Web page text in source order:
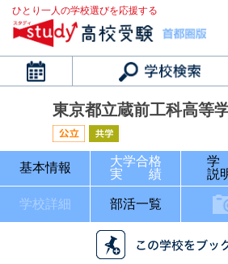
ひとり一人の学校選びを応援する
カレンダー
東京都立蔵前工科高等
基本情報
大学合格
実 績
学
説
学校詳細 部活一覧